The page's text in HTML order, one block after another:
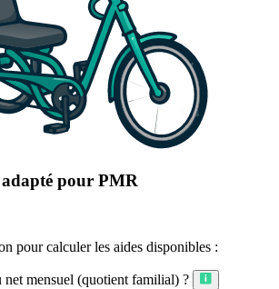
pour PMR
pour calculer les aides disponibles :
net mensuel (quotient familial) ?